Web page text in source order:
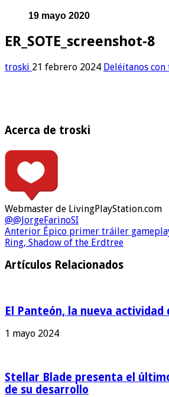
19 mayo 2020
ER_SOTE_screenshot-8
troski 21 febrero 2024 Deléitanos
Acerca de troski
Webmaster de LivingPlayStation.com
@@JorgeFarinoSI
Anterior Épico primer tráiler
Ring, Shadow of the Erdtree
Artículos Relacionados
El Panteón, la nueva actividad
1 mayo 2024
Stellar Blade presenta el
de su desarrollo